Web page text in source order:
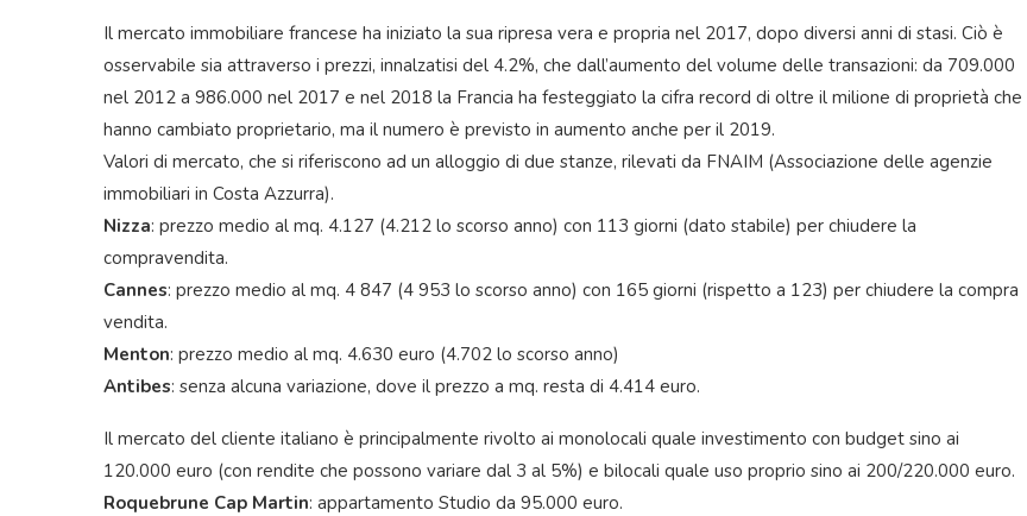
Il mercato immobiliare francese ha iniziato la sua ripresa vera e propria nel 2017, dopo diversi anni di stasi. Ciò è
osservabile sia attraverso i prezzi, innalzatisi del 4.2%, che dall’aumento del volume delle transazioni: da 709.000
nel 2012 a 986.000 nel 2017 e nel 2018 la Francia ha festeggiato la cifra record di oltre il milione di proprietà che
hanno cambiato proprietario, ma il numero è previsto in aumento anche per il 2019.
Valori di mercato, che si riferiscono ad un alloggio di due stanze, rilevati da FNAIM (Associazione delle agenzie
immobiliari in Costa Azzurra).
Nizza: prezzo medio al mq. 4.127 (4.212 lo scorso anno) con 113 giorni (dato stabile) per chiudere la
compravendita.
Cannes: prezzo medio al mq. 4 847 (4 953 lo scorso anno) con 165 giorni (rispetto a 123) per chiudere la compra
vendita.
Menton: prezzo medio al mq. 4.630 euro (4.702 lo scorso anno)
Antibes: senza alcuna variazione, dove il prezzo a mq. resta di 4.414 euro.
Il mercato del cliente italiano è principalmente rivolto ai monolocali quale investimento con budget sino ai
120.000 euro (con rendite che possono variare dal 3 al 5%) e bilocali quale uso proprio sino ai 200/220.000 euro.
Roquebrune Cap Martin: appartamento Studio da 95.000 euro.